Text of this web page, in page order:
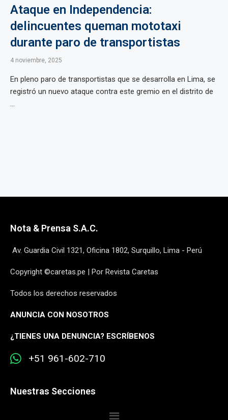
Ataque en Independencia:
delincuentes queman mototaxi
durante paro de transportistas
4 noviembre, 2025
En pleno paro de transportistas que se desarrolla en Lima, se
registró un nuevo ataque contra este gremio en el distrito de
...
Nota & Prensa S.A.C.
Av. Guardia Civil 1321, Oficina 1802, Surquillo, Lima - Perú
Copyright ©caretas.pe | Por Revista Caretas
Todos los derechos reservados
ANUNCIA CON NOSOTROS
¿TIENES UNA DENUNCIA? ESCRÍBENOS
+51 961-602-710
Nuestras Secciones